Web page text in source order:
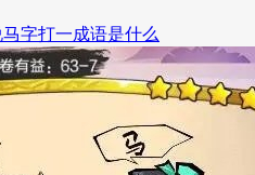
字打一成语是什么